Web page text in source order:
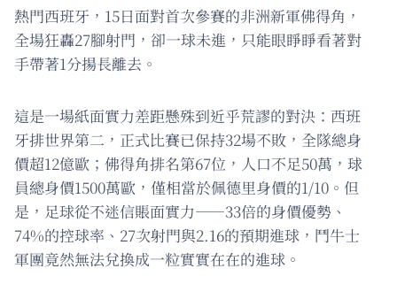
熱門西班牙，15日面對首次參賽的非洲新軍佛得角，
全場狂轟27腳射門，卻一球未進，只能眼睜睜看著對
手帶著1分揚長離去。
這是一場紙面實力差距懸殊到近乎荒謬的對決：西班
牙排世界第二，正式比賽已保持32場不敗，全隊總身
價超12億歐；佛得角排名第67位，人口不足50萬，球
員總身價1500萬歐，僅相當於佩德里身價的1/10。但
是，足球從不迷信賬面實力——33倍的身價優勢、
74%的控球率、27次射門與2.16的預期進球，鬥牛士
軍團竟然無法兌換成一粒實實在在的進球。